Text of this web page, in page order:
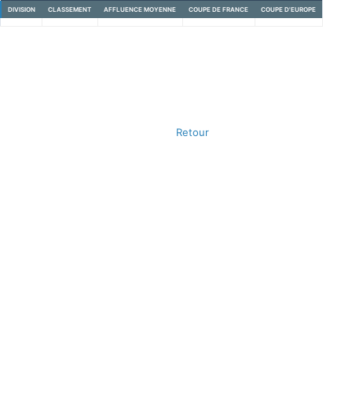
DIVISION CLASSEMENT AFFLUENCE MOYENNE COUPE DE FRANCE COUPE D'EUROPE
Retour